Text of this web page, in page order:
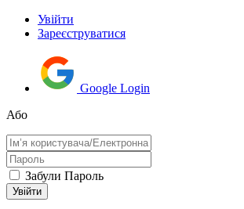
Увійти
Зареєструватися
Google Login
Або
Забули Пароль